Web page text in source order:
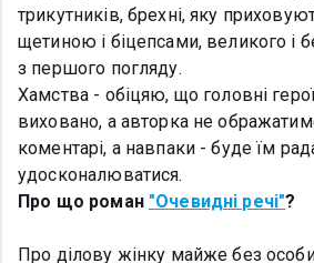
трикутників, брехні, яку
щетиною і біцепсами, великого і
з першого погляду.
Хамства - обіцяю, що головні
виховано, а авторка не
коментарі, а навпаки - буде їм
удосконалюватися.
Про що роман "Очевидні речі"?
Про ділову жінку майже без